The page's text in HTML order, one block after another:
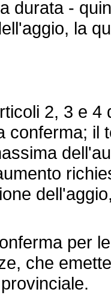
durata -
la
2, 3 e 4
conferma; il
per
che